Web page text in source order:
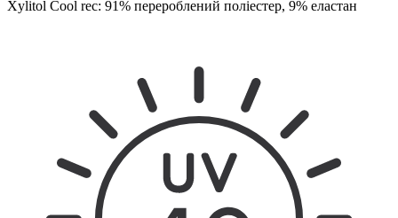
Xylitol Cool rec: 91% перероблений поліестер, 9% еластан